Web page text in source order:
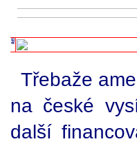
Třebaže
na české
další